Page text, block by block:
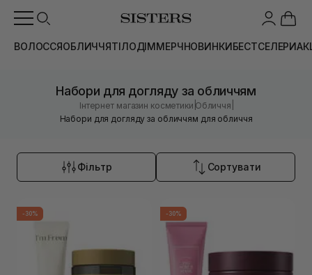
ВОЛОССЯОБЛИЧЧЯТІЛОДІММЕРЧНОВИНКИБЕСТСЕЛЕРИ
Набори для догляду за обличчям
Інтернет магазин косметики |Обличчя
Набори для догляду за обличчям для обличчя
Фільтр Сортувати
-30% -30%